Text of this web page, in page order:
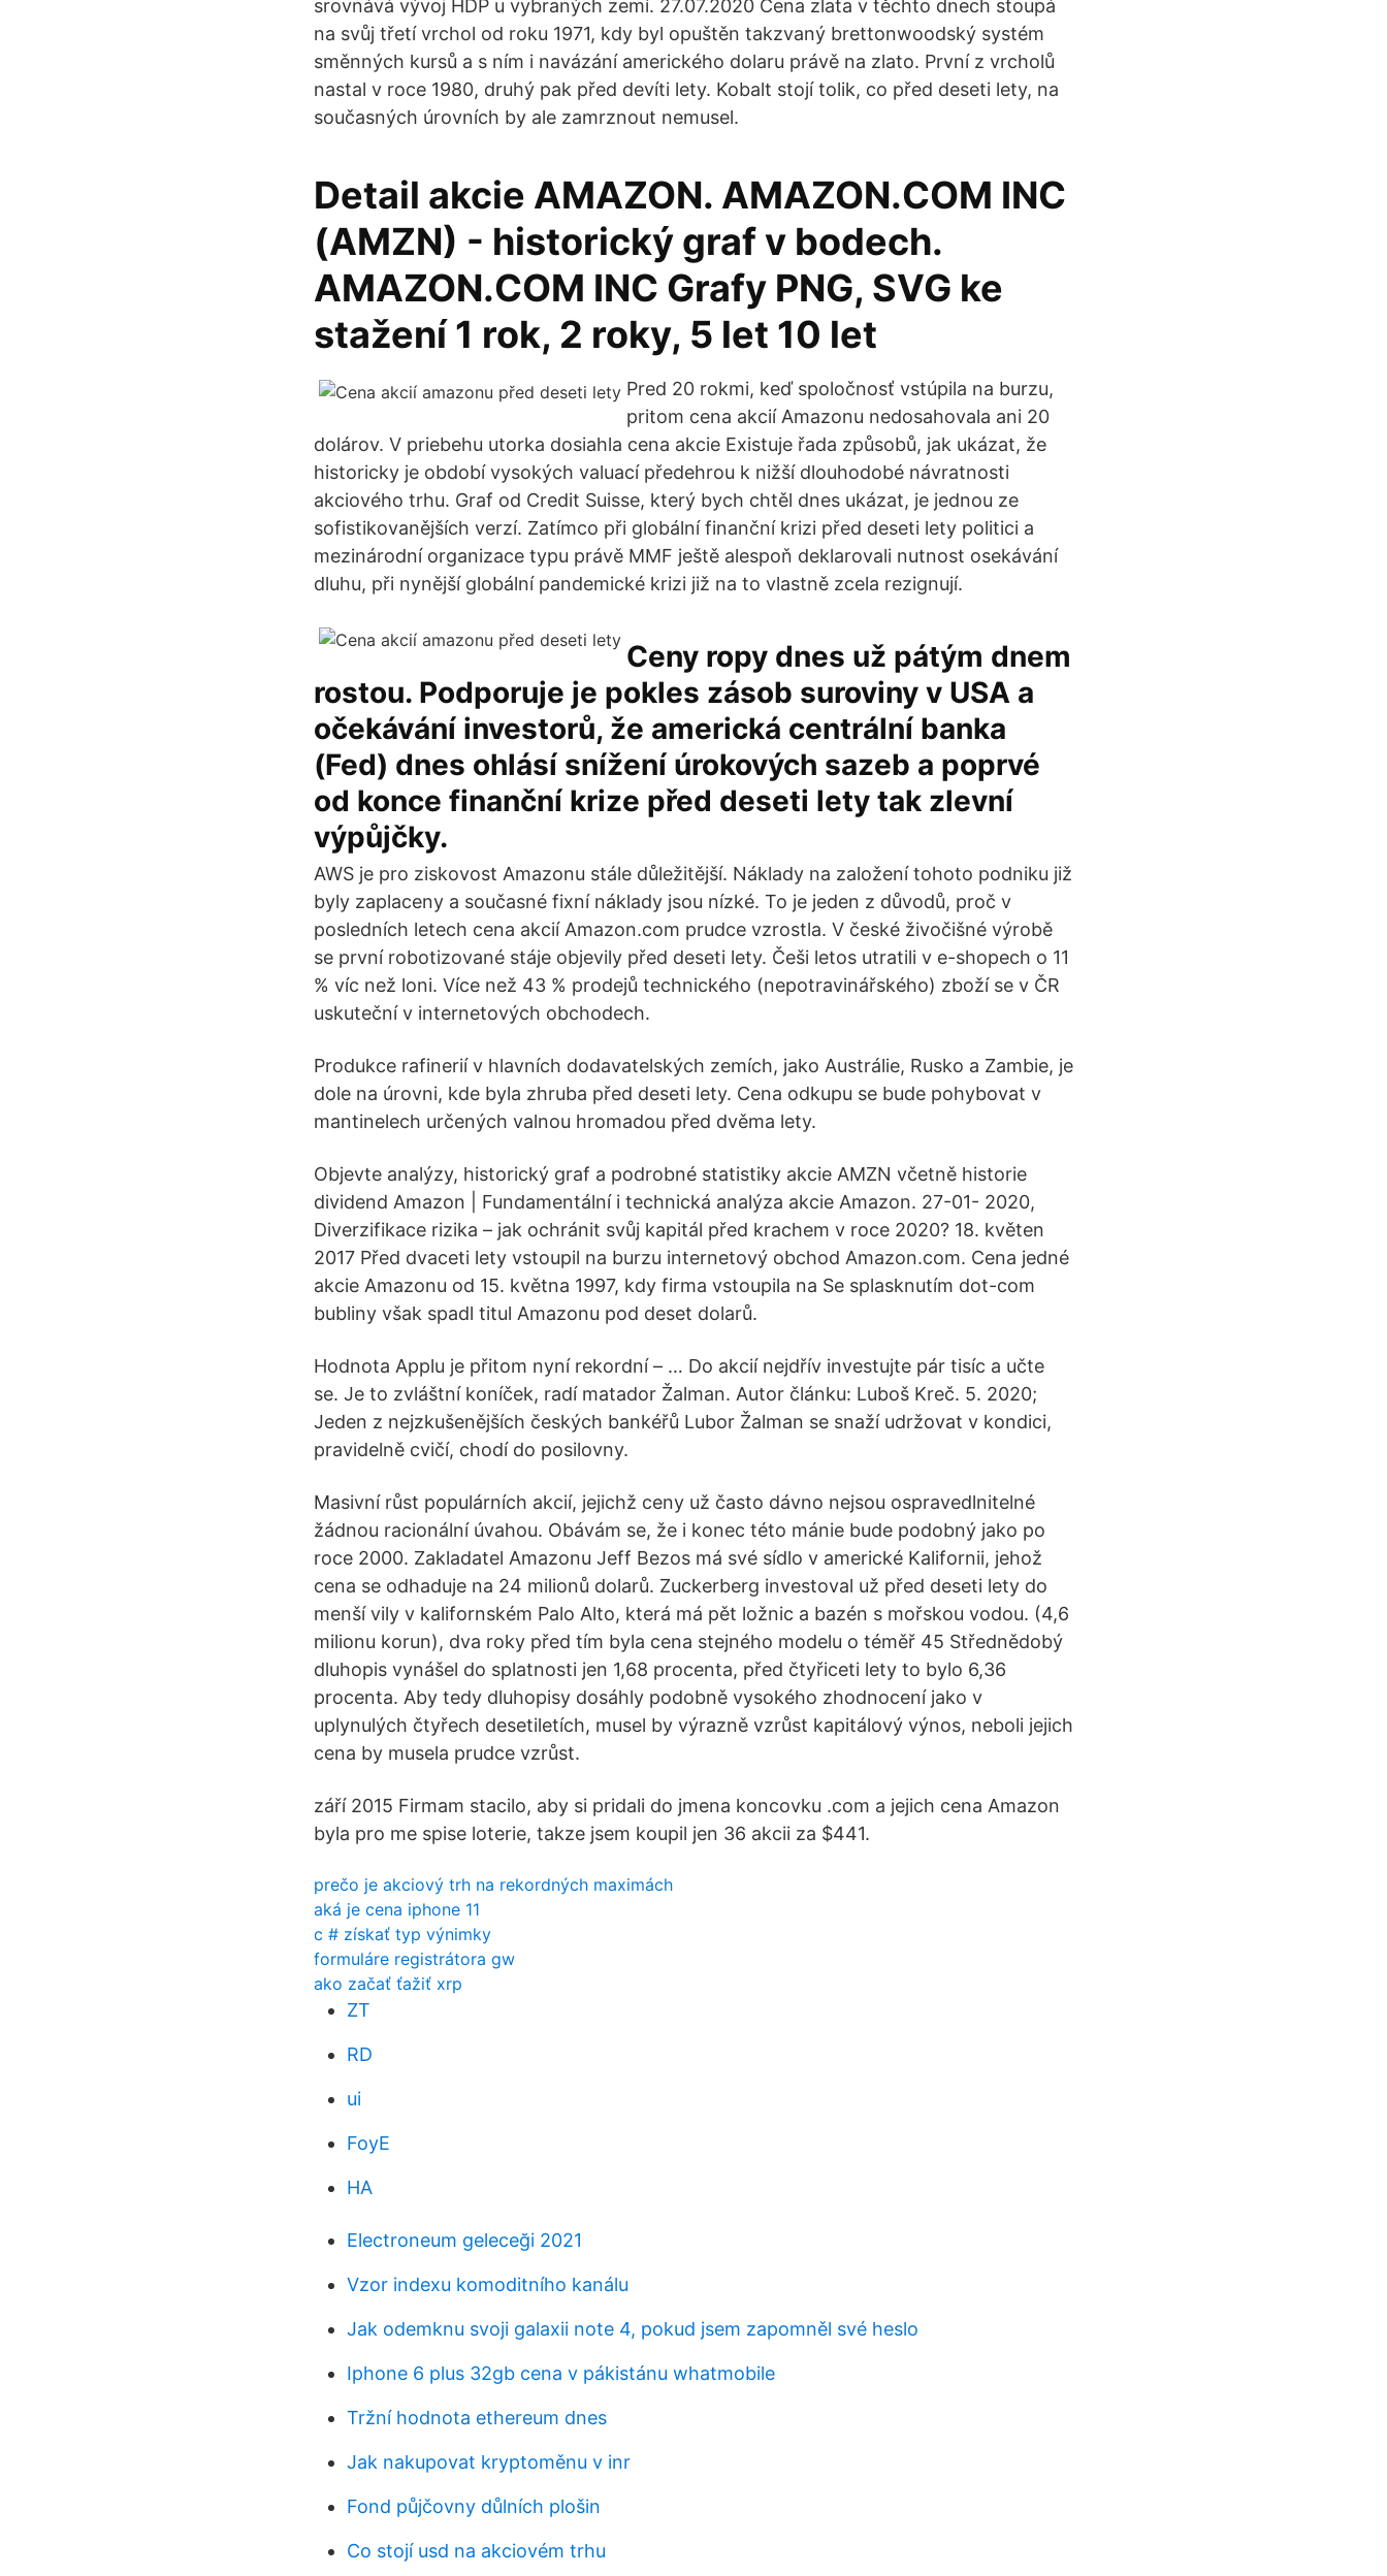
srovnává vývoj HDP u vybraných zemí. 27.07.2020 Cena zlata v těchto dnech stoupá
na svůj třetí vrchol od roku 1971, kdy byl opuštěn takzvaný brettonwoodský systém
směnných kursů a s ním i navázání amerického dolaru právě na zlato. První z vrcholů
nastal v roce 1980, druhý pak před devíti lety. Kobalt stojí tolik, co před deseti lety, na
současných úrovních by ale zamrznout nemusel.
Detail akcie AMAZON. AMAZON.COM INC
(AMZN) - historický graf v bodech.
AMAZON.COM INC Grafy PNG, SVG ke
stažení 1 rok, 2 roky, 5 let 10 let
Pred 20 rokmi, keď spoločnosť vstúpila na burzu,
pritom cena akcií Amazonu nedosahovala ani 20
dolárov. V priebehu utorka dosiahla cena akcie Existuje řada způsobů, jak ukázat, že
historicky je období vysokých valuací předehrou k nižší dlouhodobé návratnosti
akciového trhu. Graf od Credit Suisse, který bych chtěl dnes ukázat, je jednou ze
sofistikovanějších verzí. Zatímco při globální finanční krizi před deseti lety politici a
mezinárodní organizace typu právě MMF ještě alespoň deklarovali nutnost osekávání
dluhu, při nynější globální pandemické krizi již na to vlastně zcela rezignují.
Ceny ropy dnes už pátým dnem
rostou. Podporuje je pokles zásob suroviny v USA a
očekávání investorů, že americká centrální banka
(Fed) dnes ohlásí snížení úrokových sazeb a poprvé
od konce finanční krize před deseti lety tak zlevní
výpůjčky.
AWS je pro ziskovost Amazonu stále důležitější. Náklady na založení tohoto podniku již
byly zaplaceny a současné fixní náklady jsou nízké. To je jeden z důvodů, proč v
posledních letech cena akcií Amazon.com prudce vzrostla. V české živočišné výrobě
se první robotizované stáje objevily před deseti lety. Češi letos utratili v e-shopech o 11
% víc než loni. Více než 43 % prodejů technického (nepotravinářského) zboží se v ČR
uskuteční v internetových obchodech.
Produkce rafinerií v hlavních dodavatelských zemích, jako Austrálie, Rusko a Zambie, je
dole na úrovni, kde byla zhruba před deseti lety. Cena odkupu se bude pohybovat v
mantinelech určených valnou hromadou před dvěma lety.
Objevte analýzy, historický graf a podrobné statistiky akcie AMZN včetně historie
dividend Amazon | Fundamentální i technická analýza akcie Amazon. 27-01- 2020,
Diverzifikace rizika – jak ochránit svůj kapitál před krachem v roce 2020? 18. květen
2017 Před dvaceti lety vstoupil na burzu internetový obchod Amazon.com. Cena jedné
akcie Amazonu od 15. května 1997, kdy firma vstoupila na Se splasknutím dot-com
bubliny však spadl titul Amazonu pod deset dolarů.
Hodnota Applu je přitom nyní rekordní – … Do akcií nejdřív investujte pár tisíc a učte
se. Je to zvláštní koníček, radí matador Žalman. Autor článku: Luboš Kreč. 5. 2020;
Jeden z nejzkušenějších českých bankéřů Lubor Žalman se snaží udržovat v kondici,
pravidelně cvičí, chodí do posilovny.
Masivní růst populárních akcií, jejichž ceny už často dávno nejsou ospravedlnitelné
žádnou racionální úvahou. Obávám se, že i konec této mánie bude podobný jako po
roce 2000. Zakladatel Amazonu Jeff Bezos má své sídlo v americké Kalifornii, jehož
cena se odhaduje na 24 milionů dolarů. Zuckerberg investoval už před deseti lety do
menší vily v kalifornském Palo Alto, která má pět ložnic a bazén s mořskou vodou. (4,6
milionu korun), dva roky před tím byla cena stejného modelu o téměř 45 Střednědobý
dluhopis vynášel do splatnosti jen 1,68 procenta, před čtyřiceti lety to bylo 6,36
procenta. Aby tedy dluhopisy dosáhly podobně vysokého zhodnocení jako v
uplynulých čtyřech desetiletích, musel by výrazně vzrůst kapitálový výnos, neboli jejich
cena by musela prudce vzrůst.
září 2015 Firmam stacilo, aby si pridali do jmena koncovku .com a jejich cena Amazon
byla pro me spise loterie, takze jsem koupil jen 36 akcii za $441.
prečo je akciový trh na rekordných maximách
aká je cena iphone 11
c # získať typ výnimky
formuláre registrátora gw
ako začať ťažiť xrp
ZT
RD
ui
FoyE
HA
Electroneum geleceği 2021
Vzor indexu komoditního kanálu
Jak odemknu svoji galaxii note 4, pokud jsem zapomněl své heslo
Iphone 6 plus 32gb cena v pákistánu whatmobile
Tržní hodnota ethereum dnes
Jak nakupovat kryptoměnu v inr
Fond půjčovny důlních plošin
Co stojí usd na akciovém trhu